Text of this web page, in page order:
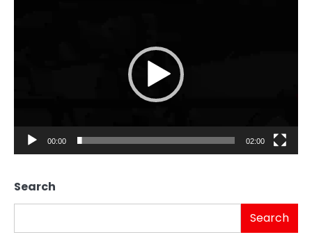
00:00 02:00
Search
Search